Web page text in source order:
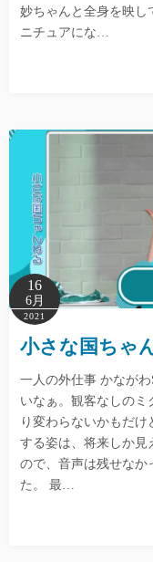
妙ちゃんと全身を映し
ニチュアにな…
16
6月
2021
小さな国ちゃ
一人の外仕事 かなが
いなぁ。観客なしのミ
り変わらないかもだ
する姿は、将来しか見
ので、音声は残せなか
た。 最…